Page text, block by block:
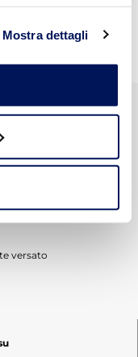
Mostra dettagli
versato